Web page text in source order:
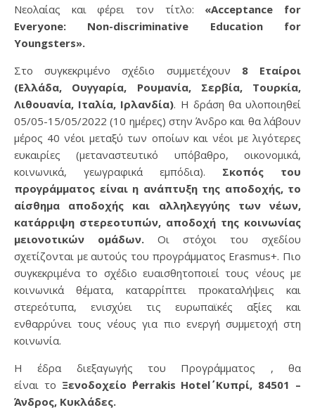
Νεολαίας και φέρει τον τίτλο: «Acceptance for
Everyone: Non-discriminative Education for
Youngsters».
Στο συγκεκριμένο σχέδιο συμμετέχουν 8 Εταίροι
(Ελλάδα, Ουγγαρία, Ρουμανία, Σερβία, Τουρκία,
Λιθουανία, Ιταλία, Ιρλανδία). Η δράση θα υλοποιηθεί
05/05-15/05/2022 (10 ημέρες) στην Άνδρο και θα λάβουν
μέρος 40 νέοι μεταξύ των οποίων και νέοι με λιγότερες
ευκαιρίες (μεταναστευτικό υπόβαθρο, οικονομικά,
κοινωνικά, γεωγραφικά εμπόδια). Σκοπός του
προγράμματος είναι η ανάπτυξη της αποδοχής, το
αίσθημα αποδοχής και αλληλεγγύης των νέων,
κατάρριψη στερεοτυπών, αποδοχή της κοινωνίας
μειονοτικών ομάδων. Οι στόχοι του σχεδίου
σχετίζονται με αυτούς του προγράμματος Erasmus+. Πιο
συγκεκριμένα το σχέδιο ευαισθητοποιεί τους νέους με
κοινωνικά θέματα, καταρρίπτει προκαταλήψεις και
στερεότυπα, ενισχύει τις ευρωπαϊκές αξίες και
ενθαρρύνει τους νέους για πιο ενεργή συμμετοχή στη
κοινωνία.
Η έδρα διεξαγωγής του Προγράμματος , θα
είναι το Ξενοδοχείο Perrakis HotelΚυπρί, 84501 –
Άνδρος, Κυκλάδες.